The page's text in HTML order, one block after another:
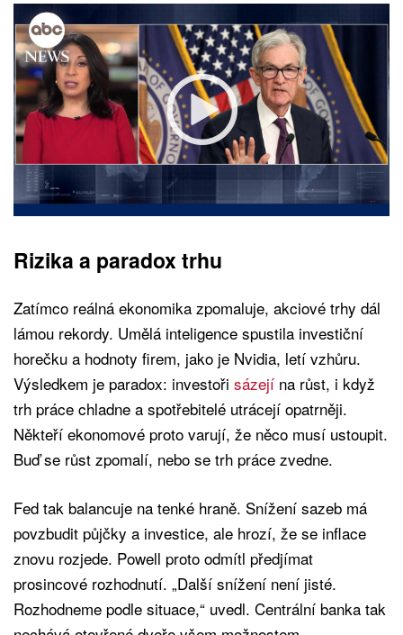
Rizika a paradox trhu
Zatímco reálná ekonomika zpomaluje, akciové trhy dál
lámou rekordy. Umělá inteligence spustila investiční
horečku a hodnoty firem, jako je Nvidia, letí vzhůru.
Výsledkem je paradox: investoři sázejí na růst, i když
trh práce chladne a spotřebitelé utrácejí opatrněji.
Někteří ekonomové proto varují, že něco musí ustoupit.
Buď se růst zpomalí, nebo se trh práce zvedne.
Fed tak balancuje na tenké hraně. Snížení sazeb má
povzbudit půjčky a investice, ale hrozí, že se inflace
znovu rozjede. Powell proto odmítl předjímat
prosincové rozhodnutí. „Další snížení není jisté.
Rozhodneme podle situace,“ uvedl. Centrální banka tak